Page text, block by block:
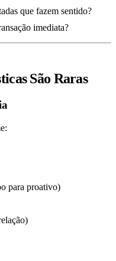
que fazem sentido?
imediata?
São Raras
para proativo)